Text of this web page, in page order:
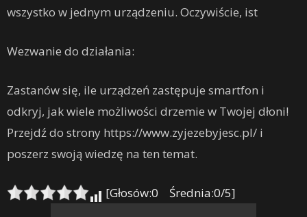
wszystko w jednym urządzeniu. Oczywiście, ist
Wezwanie do działania:
Zastanów się, ile urządzeń zastępuje smartfon i
odkryj, jak wiele możliwości drzemie w Twojej dłoni!
Przejdź do strony https://www.zyjezebyjesc.pl/ i
poszerz swoją wiedzę na ten temat.
[Głosów:0 Średnia:0/5]